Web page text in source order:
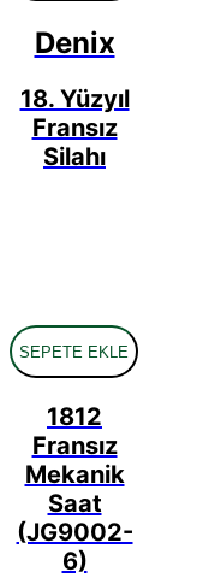
Denix
18. Yüzyıl
Fransız
Silahı
SEPETE EKLE
1812
Fransız
Mekanik
Saat
(JG9002-
6)